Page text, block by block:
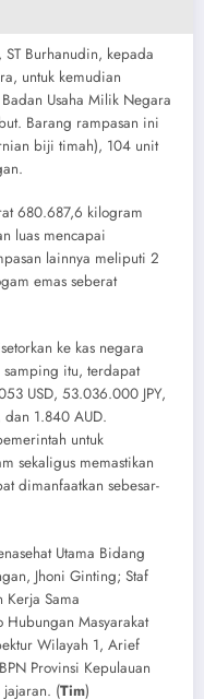
ST Burhanudin, kepada
untuk kemudian
Usaha Milik Negara
Barang rampasan ini
biji timah), 104 unit
680.687,6 kilogram
luas mencapai
lainnya meliputi 2
emas seberat
ke kas negara
itu, terdapat
USD, 53.036.000 JPY,
1.840 AUD.
untuk
sekaligus memastikan
dimanfaatkan sebesar-
Utama Bidang
Jhoni Ginting; Staf
Kerja Sama
Masyarakat
Wilayah 1, Arief
Provinsi Kepulauan
jajaran. (Tim)